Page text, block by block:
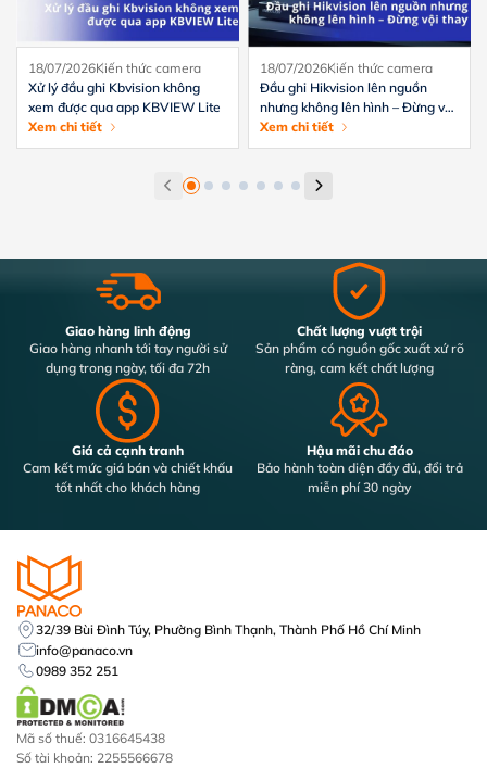
18/07/2026Kiến thức camera
Xử lý đầu ghi Kbvision không
xem được qua app KBVIEW Lite
Xem chi tiết
18/07/2026Kiến thức camera
Đầu ghi Hikvision lên nguồn
nhưng không lên hình – Đừng vội
thay
Xem chi tiết
Giao hàng linh động
Giao hàng nhanh tới tay người sử
dụng trong ngày, tối đa 72h
Chất lượng vượt trội
Sản phẩm có nguồn gốc xuất xứ rõ
ràng, cam kết chất lượng
Giá cả cạnh tranh
Cam kết mức giá bán và chiết khấu
tốt nhất cho khách hàng
Hậu mãi chu đáo
Bảo hành toàn diện đầy đủ, đổi trả
miễn phí 30 ngày
32/39 Bùi Đình Túy, Phường Bình Thạnh, Thành Phố Hồ Chí Minh
info@panaco.vn
0989 352 251
Mã số thuế: 0316645438
Số tài khoản: 2255566678